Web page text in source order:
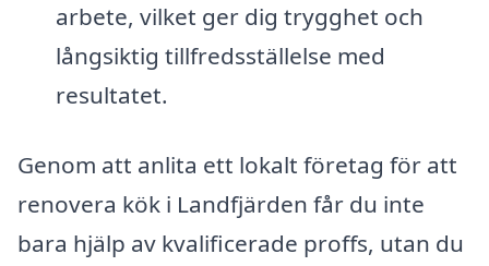
arbete, vilket ger dig trygghet och
långsiktig tillfredsställelse med
resultatet.
Genom att anlita ett lokalt företag för att
renovera kök i Landfjärden får du inte
bara hjälp av kvalificerade proffs, utan du